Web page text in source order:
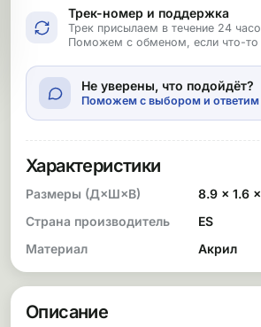
Трек-номер и поддержка
Трек присылаем в течение 24
Поможем с обменом, если что-то
Не уверены, что подойдёт?
Поможем с выбором и
Характеристики
Размеры (Д×Ш×В)
8.9 × 1.6
Страна производитель
ES
Материал
Акрил
Описание